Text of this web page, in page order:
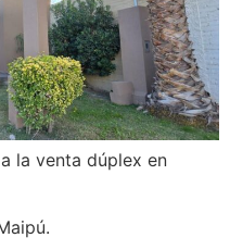
a la venta dúplex en